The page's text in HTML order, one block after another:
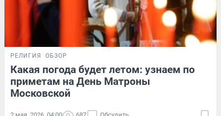
РЕЛИГИЯ ОБЗОР
Какая погода будет летом: узнаем по
приметам на День Матроны
Московской